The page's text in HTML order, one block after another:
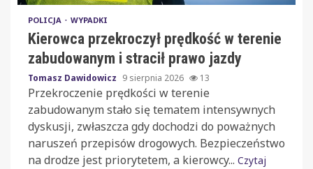
POLICJA WYPADKI
Kierowca przekroczył prędkość w terenie
zabudowanym i stracił prawo jazdy
Tomasz Dawidowicz 9 sierpnia 2026 13
Przekroczenie prędkości w terenie
zabudowanym stało się tematem intensywnych
dyskusji, zwłaszcza gdy dochodzi do poważnych
naruszeń przepisów drogowych. Bezpieczeństwo
na drodze jest priorytetem, a kierowcy... Czytaj